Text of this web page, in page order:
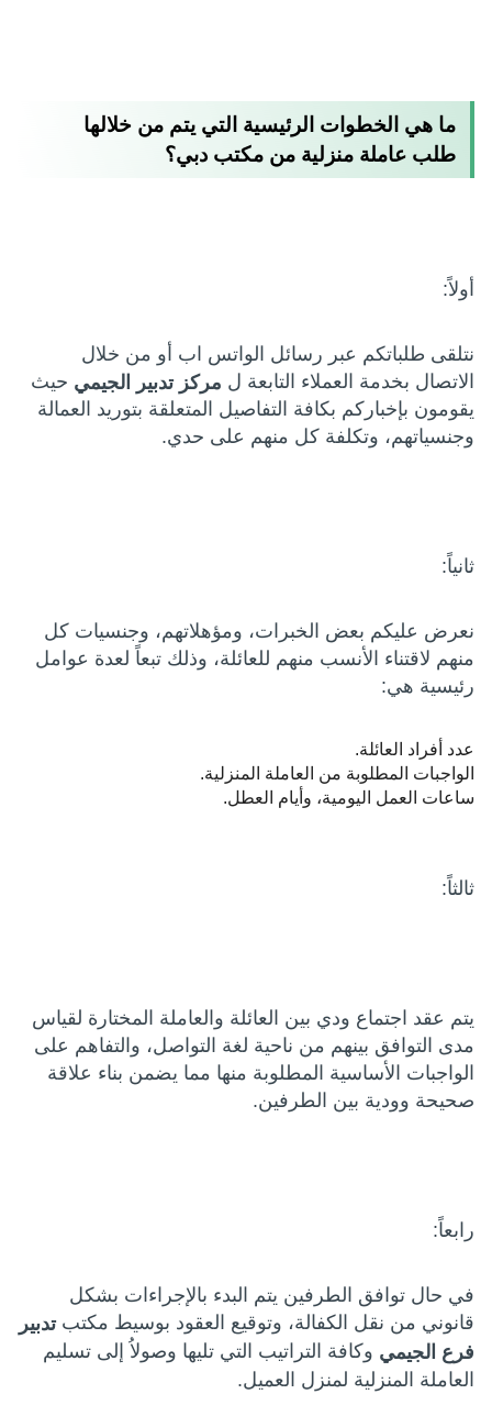
ما هي الخطوات الرئيسية التي يتم من خلالها
طلب عاملة منزلية من مكتب دبي؟
أولاً:
نتلقى طلباتكم عبر رسائل الواتس اب أو من خلال
الاتصال بخدمة العملاء التابعة ل مركز تدبير الجيمي حيث
يقومون بإخباركم بكافة التفاصيل المتعلقة بتوريد العمالة
وجنسياتهم، وتكلفة كل منهم على حدي.
ثانياً:
نعرض عليكم بعض الخبرات، ومؤهلاتهم، وجنسيات كل
منهم لاقتناء الأنسب منهم للعائلة، وذلك تبعاً لعدة عوامل
رئيسية هي:
عدد أفراد العائلة.
الواجبات المطلوبة من العاملة المنزلية.
ساعات العمل اليومية، وأيام العطل.
ثالثاً:
يتم عقد اجتماع ودي بين العائلة والعاملة المختارة لقياس
مدى التوافق بينهم من ناحية لغة التواصل، والتفاهم على
الواجبات الأساسية المطلوبة منها مما يضمن بناء علاقة
صحيحة وودية بين الطرفين.
رابعاً:
في حال توافق الطرفين يتم البدء بالإجراءات بشكل
قانوني من نقل الكفالة، وتوقيع العقود بوسيط مكتبتدبير
فرع الجيمي وكافة التراتيب التي تليها وصولاُ إلى تسليم
العاملة المنزلية لمنزل العميل.